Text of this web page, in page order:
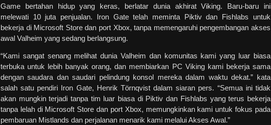
Game bertahan hidup yang keras, berlatar dunia akhirat Viking. Baru-baru ini
melewati 10 juta penjualan. Iron Gate telah meminta Piktiv dan Fishlabs untuk
bekerja di Microsoft Store dan port Xbox, tanpa memengaruhi pengembangan akses
awal Valheim yang sedang berlangsung.
“Kami sangat senang melihat dunia Valheim dan komunitas kami yang luar biasa
terbuka untuk lebih banyak orang, dan membiarkan PC Viking kami bekerja sama
dengan saudara dan saudari pelindung konsol mereka dalam waktu dekat.” kata
salah satu pendiri Iron Gate, Henrik Törnqvist dalam siaran pers. “Semua ini tidak
akan mungkin terjadi tanpa tim luar biasa di Piktiv dan Fishlabs yang terus bekerja
tanpa lelah di Microsoft Store dan port Xbox, memungkinkan kami untuk fokus pada
pembaruan Mistlands dan perjalanan menarik kami melalui Akses Awal.”